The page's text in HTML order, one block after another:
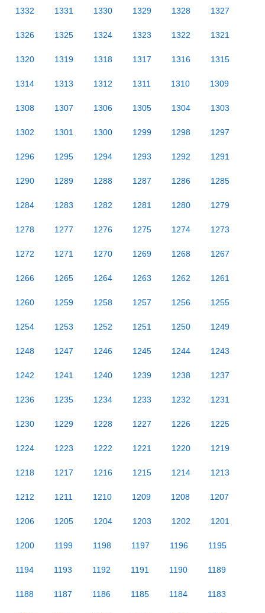
1332 1331 1330 1329 1328 1327
1326 1325 1324 1323 1322 1321
1320 1319 1318 1317 1316 1315
1314 1313 1312 1311 1310 1309
1308 1307 1306 1305 1304 1303
1302 1301 1300 1299 1298 1297
1296 1295 1294 1293 1292 1291
1290 1289 1288 1287 1286 1285
1284 1283 1282 1281 1280 1279
1278 1277 1276 1275 1274 1273
1272 1271 1270 1269 1268 1267
1266 1265 1264 1263 1262 1261
1260 1259 1258 1257 1256 1255
1254 1253 1252 1251 1250 1249
1248 1247 1246 1245 1244 1243
1242 1241 1240 1239 1238 1237
1236 1235 1234 1233 1232 1231
1230 1229 1228 1227 1226 1225
1224 1223 1222 1221 1220 1219
1218 1217 1216 1215 1214 1213
1212 1211 1210 1209 1208 1207
1206 1205 1204 1203 1202 1201
1200 1199 1198 1197 1196 1195
1194 1193 1192 1191 1190 1189
1188 1187 1186 1185 1184 1183